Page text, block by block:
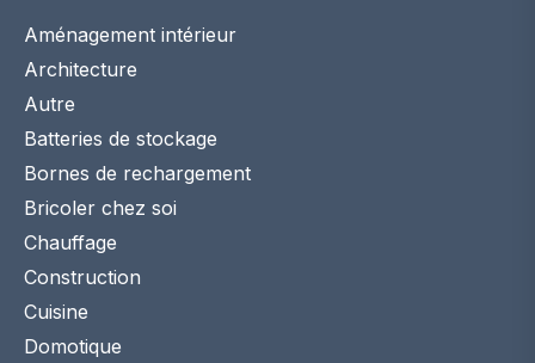
Aménagement intérieur
Architecture
Autre
Batteries de stockage
Bornes de rechargement
Bricoler chez soi
Chauffage
Construction
Cuisine
Domotique